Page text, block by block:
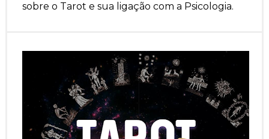
sobre o Tarot e sua ligação com a Psicologia.